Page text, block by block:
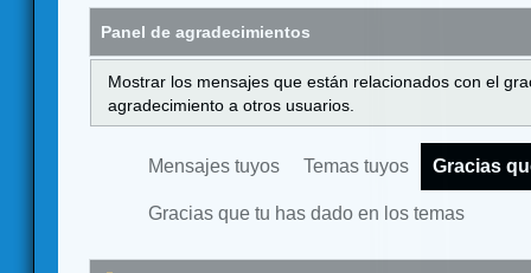
Panel de agradecimientos
Mostrar los mensajes que están relacionados con el
agradecimiento a otros usuarios.
Mensajes tuyos Temas tuyos Gracias
Gracias que tu has dado en los temas